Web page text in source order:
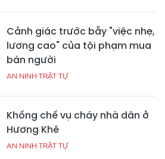
Cảnh giác trước bẫy "việc nhẹ,
lương cao" của tội phạm mua
bán người
AN NINH TRẬT TỰ
Khống chế vụ cháy nhà dân ở
Hương Khê
AN NINH TRẬT TỰ